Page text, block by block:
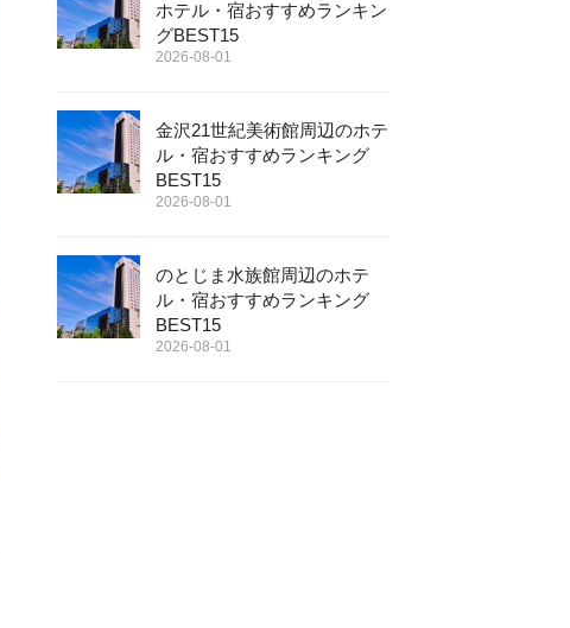
ホテル・宿おすすめランキン
グBEST15
2026-08-01
金沢21世紀美術館周辺のホテ
ル・宿おすすめランキング
BEST15
2026-08-01
のとじま水族館周辺のホテ
ル・宿おすすめランキング
BEST15
2026-08-01